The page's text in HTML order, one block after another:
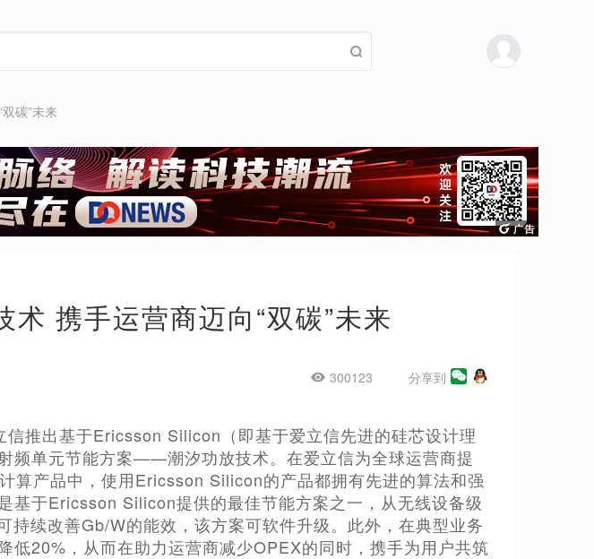
碳”未来
携手运营商迈向“双碳”未来
300123 分享到
推出基于Ericsson Silicon（即基于爱立信先进的硅芯设计理
频单元节能方案——潮汐功放技术。在爱立信为全球运营商提
算产品中，使用Ericsson Silicon的产品都拥有先进的算法和强
基于Ericsson Silicon提供的最佳节能方案之一，从无线设备级
持续改善Gb/W的能效，该方案可软件升级。此外，在典型业务
低20%，从而在助力运营商减少OPEX的同时，携手为用户共筑